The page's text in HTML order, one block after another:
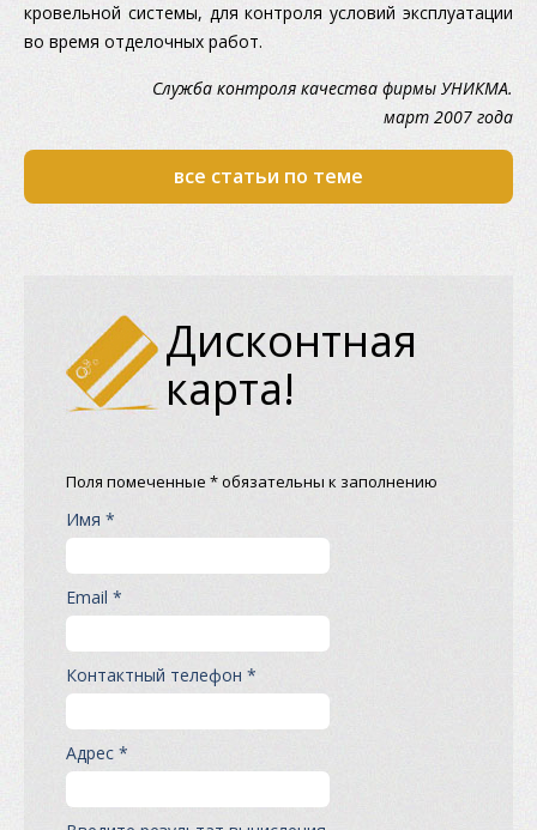
кровельной системы, для контроля условий эксплуатации
во время отделочных работ.
Служба контроля качества фирмы УНИКМА.
март 2007 года
все статьи по теме
Дисконтная
карта!
Поля помеченные * обязательны к заполнению
Имя *
Email *
Контактный телефон *
Адрес *